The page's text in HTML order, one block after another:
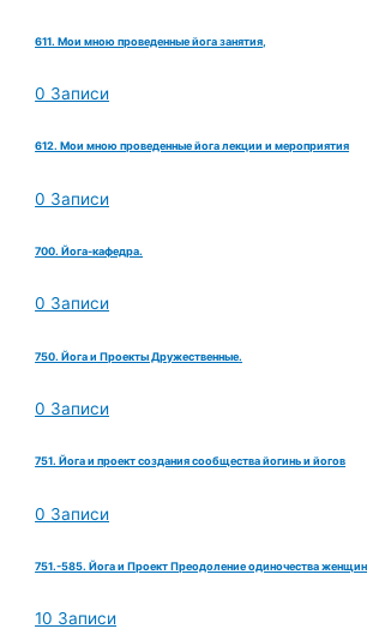
611. Мои мною проведенные йога занятия,
0 Записи
612. Мои мною проведенные йога лекции и мероприятия
0 Записи
700. Йога-кафедра.
0 Записи
750. Йога и Проекты Дружественные.
0 Записи
751. Йога и проект создания сообщества йогинь и йогов
0 Записи
751.-585. Йога и Проект Преодоление одиночества
10 Записи